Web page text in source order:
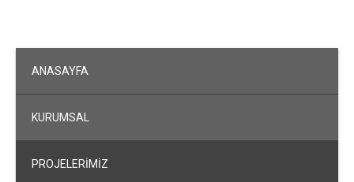
ANASAYFA
KURUMSAL
PROJELERİMİZ